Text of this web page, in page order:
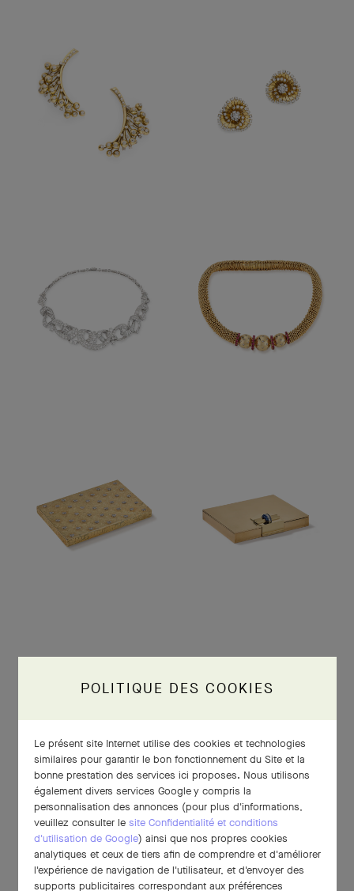
POLITIQUE DES COOKIES
Le présent site Internet utilise des cookies et technologies
similaires pour garantir le bon fonctionnement du Site et la
bonne prestation des services ici proposes. Nous utilisons
également divers services Google y compris la
personnalisation des annonces (pour plus d'informations,
veuillez consulter le site Confidentialité et conditions
d'utilisation de Google) ainsi que nos propres cookies
analytiques et ceux de tiers afin de comprendre et d'améliorer
l'expérience de navigation de l'utilisateur, et d'envoyer des
supports publicitaires correspondant aux préférences